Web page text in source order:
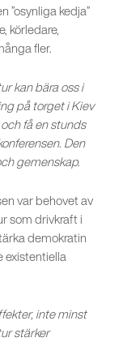
”osynliga kedja”
körledare,
fler.
kan bära oss i
på torget i Kiev
få en stunds
Den
gemenskap.
var behovet av
som drivkraft i
demokratin
existentiella
inte minst
stärker